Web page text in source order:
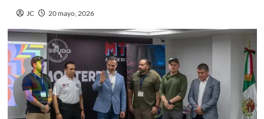
JC 20 mayo, 2026